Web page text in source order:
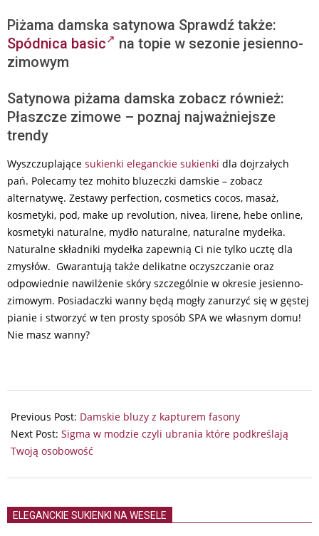
Piżama damska satynowa Sprawdź także:
Spódnica basic
na topie w sezonie jesienno-
zimowym
Satynowa piżama damska zobacz również:
Płaszcze zimowe – poznaj najważniejsze
trendy
Wyszczuplające sukienki eleganckie sukienki dla dojrzałych
pań. Polecamy tez mohito bluzeczki damskie – zobacz
alternatywę. Zestawy perfection, cosmetics cocos, masaż,
kosmetyki, pod, make up revolution, nivea, lirene, hebe online,
kosmetyki naturalne, mydło naturalne, naturalne mydełka.
Naturalne składniki mydełka zapewnią Ci nie tylko ucztę dla
zmysłów. Gwarantują także delikatne oczyszczanie oraz
odpowiednie nawilżenie skóry szczególnie w okresie jesienno-
zimowym. Posiadaczki wanny będą mogły zanurzyć się w gęstej
pianie i stworzyć w ten prosty sposób SPA we własnym domu!
Nie masz wanny?
12-
10
Previous Post: Damskie bluzy z kapturem fasony
Next Post: Sigma w modzie czyli ubrania które podkreślają
Twoją osobowość
ELEGANCKIE SUKIENKI NA WESELE